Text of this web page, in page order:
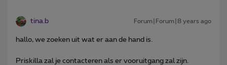
tina.b Forum|Forum|8 years ago
hallo, we zoeken uit wat er aan de hand is.
Priskilla zal je contacteren als er vooruitgang zal zijn.